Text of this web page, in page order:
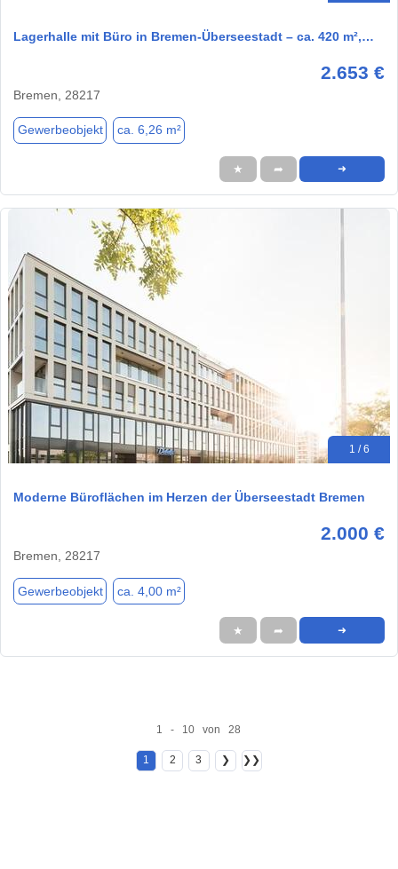
Lagerhalle mit Büro in Bremen-Überseestadt – ca. 420 m²,…
2.653 €
Bremen, 28217
Gewerbeobjekt ca. 6,26 m²
★ ➦ ➜
1 / 6
Moderne Büroflächen im Herzen der Überseestadt Bremen
2.000 €
Bremen, 28217
Gewerbeobjekt ca. 4,00 m²
★ ➦ ➜
1 - 10 von 28
1 2 3 ❯ ❯❯